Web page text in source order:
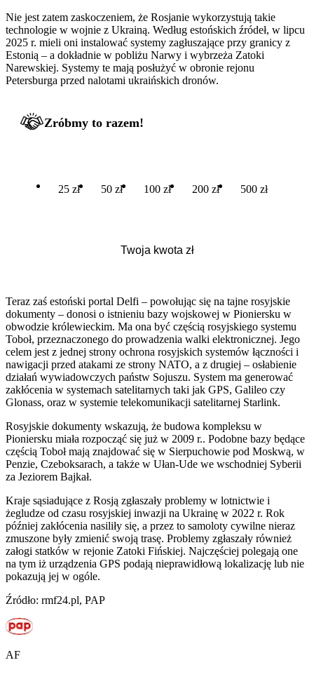
Nie jest zatem zaskoczeniem, że Rosjanie wykorzystują takie
technologie w wojnie z Ukrainą. Według estońskich źródeł, w lipcu
2025 r. mieli oni instalować systemy zagłuszające przy granicy z
Estonią – a dokładnie w pobliżu Narwy i wybrzeża Zatoki
Narewskiej. Systemy te mają posłużyć w obronie rejonu
Petersburga przed nalotami ukraińskich dronów.
Zróbmy to razem!
25 zł 50 zł 100 zł 200 zł 500 zł
Teraz zaś estoński portal Delfi – powołując się na tajne rosyjskie
dokumenty – donosi o istnieniu bazy wojskowej w Pioniersku w
obwodzie królewieckim. Ma ona być częścią rosyjskiego systemu
Toboł, przeznaczonego do prowadzenia walki elektronicznej. Jego
celem jest z jednej strony ochrona rosyjskich systemów łączności i
nawigacji przed atakami ze strony NATO, a z drugiej – osłabienie
działań wywiadowczych państw Sojuszu. System ma generować
zakłócenia w systemach satelitarnych taki jak GPS, Galileo czy
Glonass, oraz w systemie telekomunikacji satelitarnej Starlink.
Rosyjskie dokumenty wskazują, że budowa kompleksu w
Pioniersku miała rozpocząć się już w 2009 r.. Podobne bazy będące
częścią Toboł mają znajdować się w Sierpuchowie pod Moskwą, w
Penzie, Czeboksarach, a także w Ułan-Ude we wschodniej Syberii
za Jeziorem Bajkał.
Kraje sąsiadujące z Rosją zgłaszały problemy w lotnictwie i
żegludze od czasu rosyjskiej inwazji na Ukrainę w 2022 r. Rok
później zakłócenia nasiliły się, a przez to samoloty cywilne nieraz
zmuszone były zmienić swoją trasę. Problemy zgłaszały również
załogi statków w rejonie Zatoki Fińskiej. Najczęściej polegają one
na tym iż urządzenia GPS podają nieprawidłową lokalizację lub nie
pokazują jej w ogóle.
Źródło: rmf24.pl, PAP
AF